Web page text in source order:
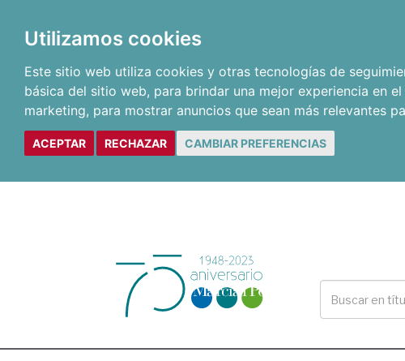
Utilizamos cookies
Este sitio web utiliza cookies y otras tecnologías de
básica del sitio web, para brindar una mejor experiencia en
marketing, para mostrar anuncios que sean más relevantes
ACEPTAR RECHAZAR CAMBIAR PREFERENCIAS